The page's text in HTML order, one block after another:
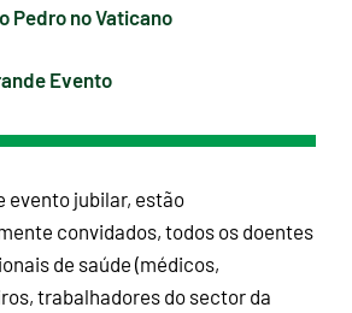
Pedro no Vaticano
Evento
evento jubilar, estão
convidados, todos os doentes
de saúde (médicos,
trabalhadores do sector da